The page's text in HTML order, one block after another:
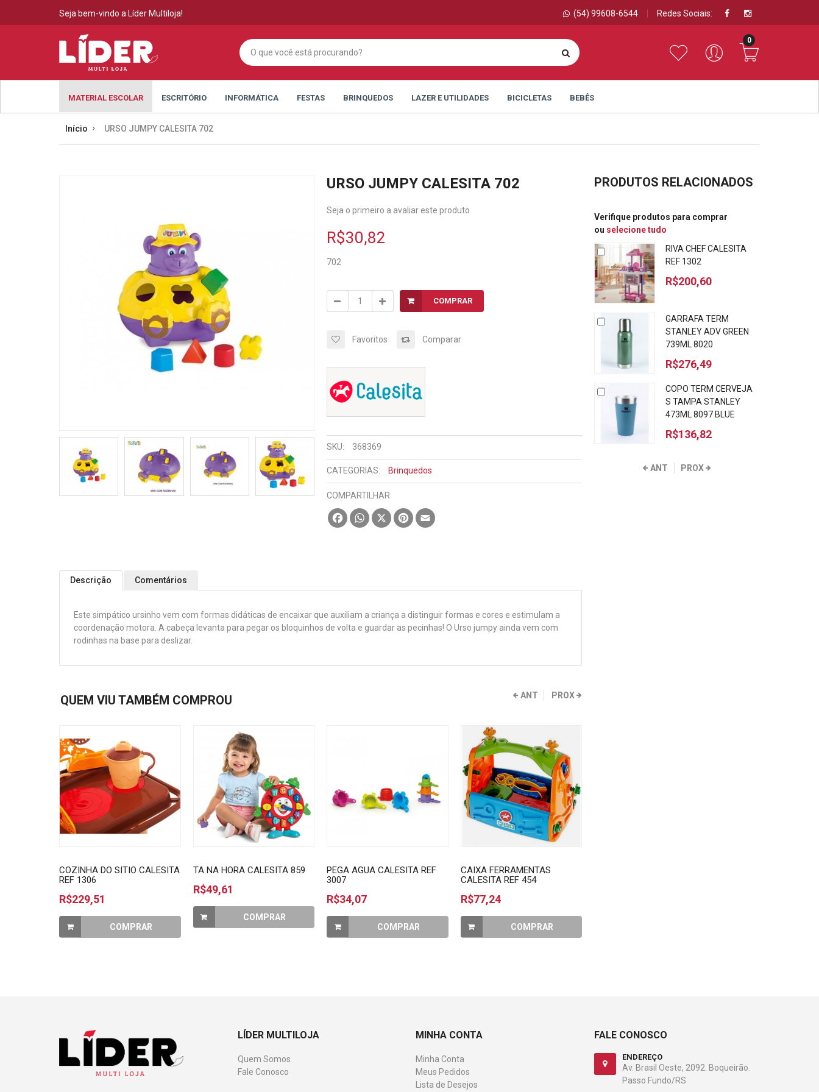
Seja bem-vindo a Líder Multiloja! Redes Sociais:
(54) 99608-6544
0
MATERIAL ESCOLAR ESCRITÓRIO INFORMÁTICA FESTAS BRINQUEDOS LAZER E UTILIDADES BICICLETAS BEBÊS
Início URSO JUMPY CALESITA 702
URSO JUMPY CALESITA 702
Seja o primeiro a avaliar este produto
R$30,82
702
COMPRAR
Favoritos Comparar
SKU: 368369
CATEGORIAS: Brinquedos
COMPARTILHAR
FacebookWhatsApp
X PinterestEmail
Descrição Comentários
Este simpático ursinho vem com formas didáticas de encaixar que auxiliam a criança a distinguir formas e cores e estimulam a
coordenação motora. A cabeça levanta para pegar os bloquinhos de volta e guardar as pecinhas! O Urso jumpy ainda vem com
rodinhas na base para deslizar.
QUEM VIU TAMBÉM COMPROU
COZINHA DO SITIO CALESITA
REF 1306
R$229,51
COMPRAR
TA NA HORA CALESITA 859
R$49,61
COMPRAR
PEGA AGUA CALESITA REF
3007
R$34,07
COMPRAR
CAIXA FERRAMENTAS
CALESITA REF 454
R$77,24
COMPRAR
ANT PROX
PRODUTOS RELACIONADOS
Verifique produtos para comprar
ou selecione tudo
RIVA CHEF CALESITA
REF 1302
R$200,60
GARRAFA TERM
STANLEY ADV GREEN
739ML 8020
R$276,49
COPO TERM CERVEJA
S TAMPA STANLEY
473ML 8097 BLUE
R$136,82
ANT PROX
LÍDER MULTILOJA
Quem Somos
Fale Conosco
MINHA CONTA
Minha Conta
Meus Pedidos
Lista de Desejos
FALE CONOSCO
ENDEREÇO
Av. Brasil Oeste, 2092. Boqueirão.
Passo Fundo/RS